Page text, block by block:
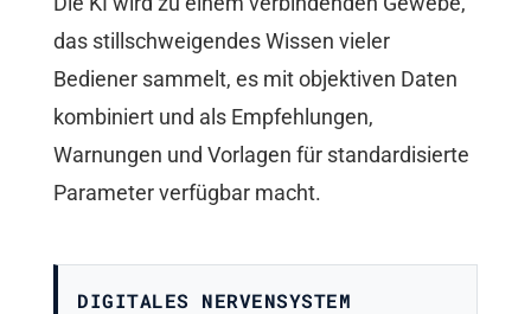
das stillschweigendes Wissen vieler
Bediener sammelt, es mit objektiven Daten
kombiniert und als Empfehlungen,
Warnungen und Vorlagen für standardisierte
Parameter verfügbar macht.
DIGITALES NERVENSYSTEM